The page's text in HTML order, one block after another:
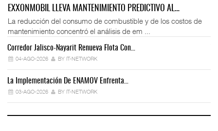
EXXONMOBIL LLEVA MANTENIMIENTO PREDICTIVO AL…
La reducción del consumo de combustible y de los costos de
mantenimiento concentró el análisis de em ...
Corredor Jalisco-Nayarit Renueva Flota Con…
04-AGO-2026 BY IT-NETWORK
La Implementación De ENAMOV Enfrenta…
03-AGO-2026 BY IT-NETWORK